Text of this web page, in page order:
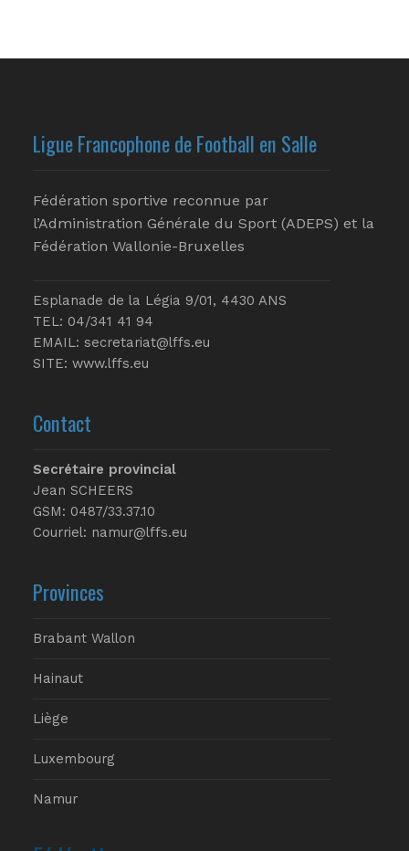
Ligue Francophone de Football en Salle
Fédération sportive reconnue par
l’Administration Générale du Sport (ADEPS) et la
Fédération Wallonie-Bruxelles
Esplanade de la Légia 9/01, 4430 ANS
TEL: 04/341 41 94
EMAIL: secretariat@lffs.eu
SITE: www.lffs.eu
Contact
Secrétaire provincial
Jean SCHEERS
GSM: 0487/33.37.10
Courriel: namur@lffs.eu
Provinces
Brabant Wallon
Hainaut
Liège
Luxembourg
Namur